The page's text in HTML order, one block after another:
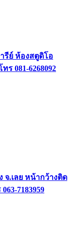
รีย์ ห้องสตูดิโอ
ร 081-6268092
จ.เลย หน้ากว้างติด
7183959